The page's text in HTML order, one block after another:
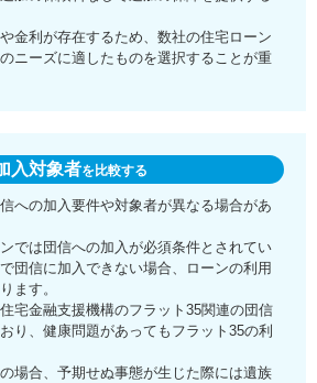
金利が存在するため、数社の住宅ローン
ニーズに適したものを選択することが重
入対象者を比較する
への加入要件や対象者が異なる場合があ
では団信への加入が必須条件とされてい
団信に加入できない場合、ローンの利用
ます。
宅金融支援機構のフラット35関連の団信
り、健康問題があってもフラット35の利
場合、予期せぬ事態が生じた際には遺族